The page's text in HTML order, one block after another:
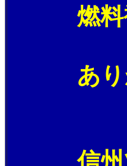
燃
ありが